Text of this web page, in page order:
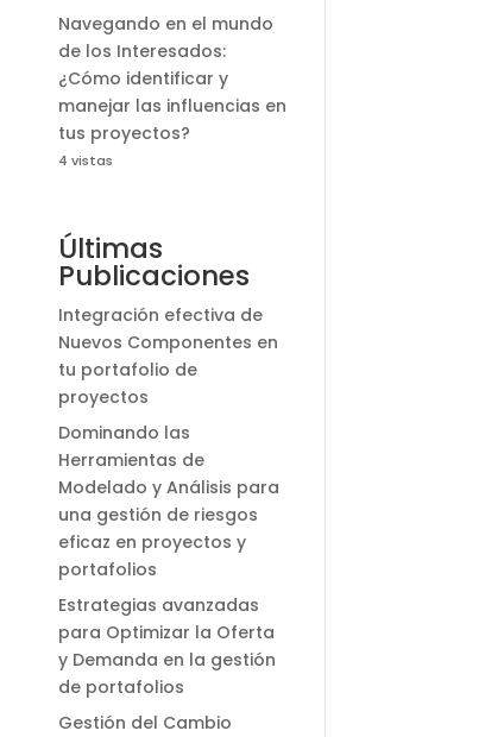
Navegando en el mundo
de los Interesados:
¿Cómo identificar y
manejar las influencias en
tus proyectos?
4 vistas
Últimas
Publicaciones
Integración efectiva de
Nuevos Componentes en
tu portafolio de
proyectos
Dominando las
Herramientas de
Modelado y Análisis para
una gestión de riesgos
eficaz en proyectos y
portafolios
Estrategias avanzadas
para Optimizar la Oferta
y Demanda en la gestión
de portafolios
Gestión del Cambio